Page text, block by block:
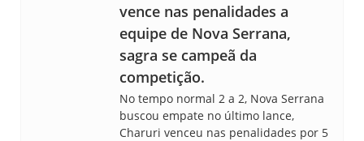
vence nas penalidades a
equipe de Nova Serrana,
sagra se campeã da
competição.
No tempo normal 2 a 2, Nova Serrana
buscou empate no último lance,
Charuri venceu nas penalidades por 5